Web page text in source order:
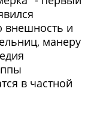
внешность и
манеру
в частной